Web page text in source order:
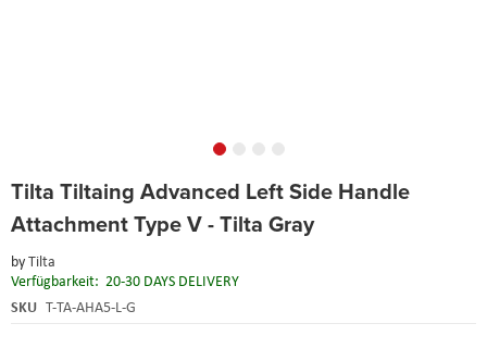
Tilta Tiltaing Advanced Left Side Handle
Attachment Type V - Tilta Gray
byTilta
Verfügbarkeit: 20-30 DAYS DELIVERY
SKU T-TA-AHA5-L-G
to
beginning
the
images
gallery